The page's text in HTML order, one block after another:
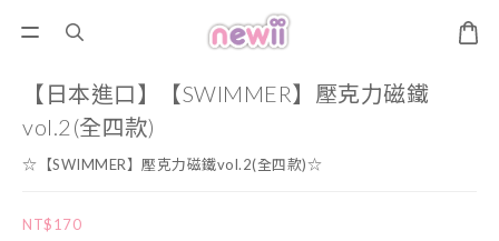
【日本進口】【SWIMMER】壓克力磁鐵
vol.2(全四款)
☆【SWIMMER】壓克力磁鐵vol.2(全四款)☆
NT$170